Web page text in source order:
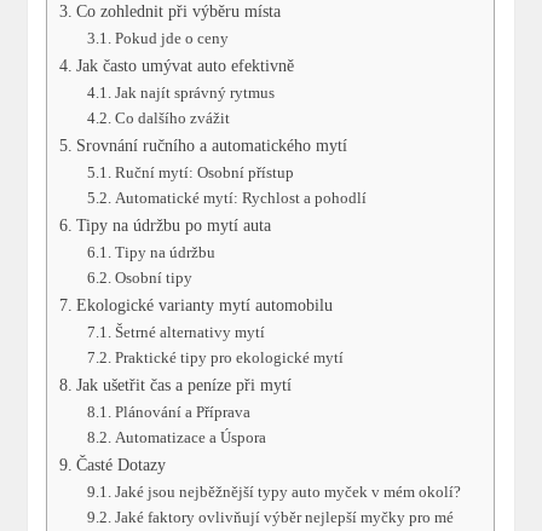
Co zohlednit při výběru místa
Pokud jde o ceny
Jak často umývat auto efektivně
Jak najít správný rytmus
Co dalšího zvážit
Srovnání ručního a automatického mytí
Ruční mytí: Osobní přístup
Automatické mytí: Rychlost a pohodlí
Tipy na údržbu po mytí auta
Tipy na údržbu
Osobní tipy
Ekologické varianty mytí automobilu
Šetrné alternativy mytí
Praktické tipy pro ekologické mytí
Jak ušetřit čas a peníze při mytí
Plánování a Příprava
Automatizace a Úspora
Časté Dotazy
Jaké jsou nejběžnější typy auto myček v mém okolí?
Jaké faktory ovlivňují výběr nejlepší myčky pro mé